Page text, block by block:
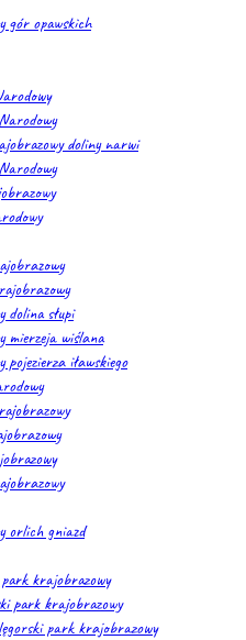
gór opawskich
doliny narwi
słupi
mierzeja wiślana
iławskiego
orlich gniazd
krajobrazowy
park krajobrazowy
park krajobrazowy